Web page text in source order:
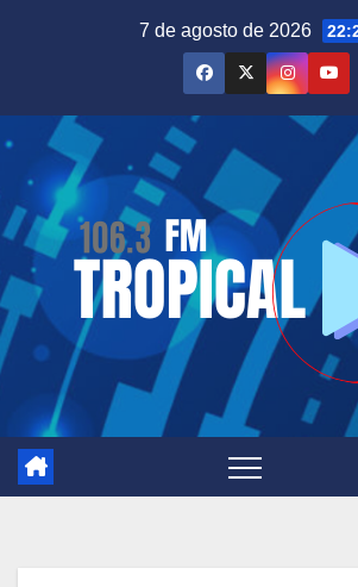
7 de agosto de 2026